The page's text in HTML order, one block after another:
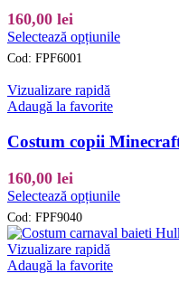
în
160,00 lei
Selectează opțiunileAcest
Opțiunile
pot
în
Cod: FPF6001
Vizualizare rapidă
Adaugă la favorite
Costum copii
160,00 lei
Selectează opțiunileAcest
are
mai
Cod: FPF9040
Vizualizare rapidă
Adaugă la favorite